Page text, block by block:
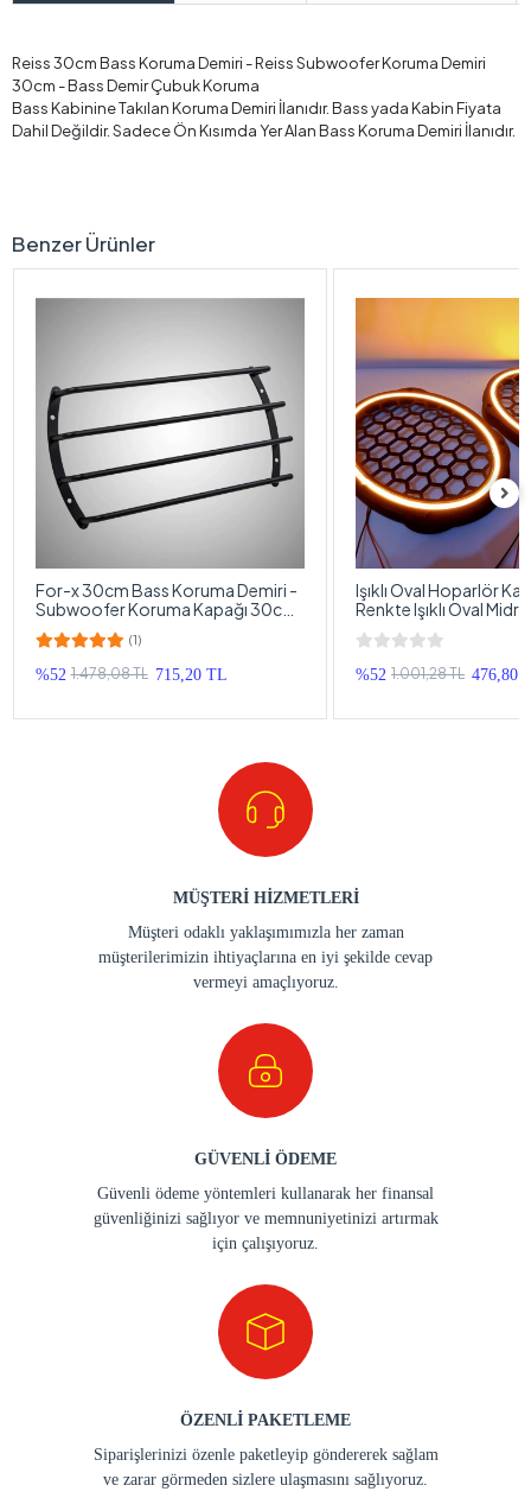
Reiss 30cm Bass Koruma Demiri - Reiss Subwoofer Koruma Demiri
30cm - Bass Demir Çubuk Koruma
Bass Kabinine Takılan Koruma Demiri İlanıdır. Bass yada Kabin Fiyata
Dahil Değildir. Sadece Ön Kısımda Yer Alan Bass Koruma Demiri İlanıdır.
Benzer Ürünler
For-x 30cm Bass Koruma Demiri -
Subwoofer Koruma Kapağı 30cm
- 1 Adet
(1)
%52 1.478,08 TL 715,20 TL
Işıklı Oval Hoparlör
Renkte Işıklı Oval
1 Takım
%52 1.001,28 TL 476,80
MÜŞTERİ HİZMETLERİ
Müşteri odaklı yaklaşımımızla her zaman
müşterilerimizin ihtiyaçlarına en iyi şekilde cevap
vermeyi amaçlıyoruz.
GÜVENLİ ÖDEME
Güvenli ödeme yöntemleri kullanarak her finansal
güvenliğinizi sağlıyor ve memnuniyetinizi artırmak
için çalışıyoruz.
ÖZENLİ PAKETLEME
Siparişlerinizi özenle paketleyip göndererek sağlam
ve zarar görmeden sizlere ulaşmasını sağlıyoruz.